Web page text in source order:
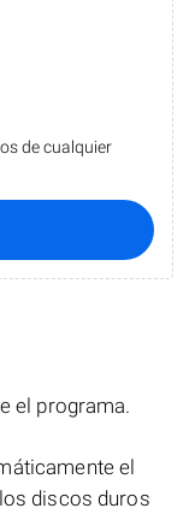
de cualquier
el programa.
el
discos duros